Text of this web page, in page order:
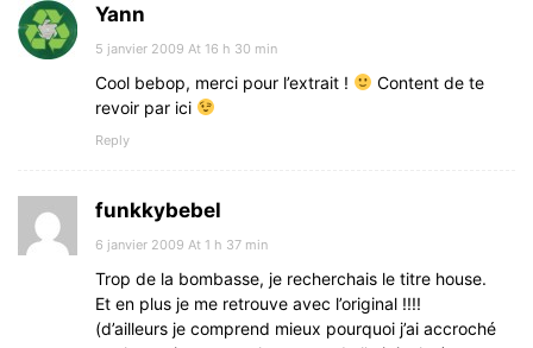
Yann
5 janvier 2009 At 16 h 30 min
Cool bebop, merci pour l’extrait !
Content de te
revoir par ici
Reply
funkkybebel
6 janvier 2009 At 1 h 37 min
Trop de la bombasse, je recherchais le titre house.
Et en plus je me retrouve avec l’original !!!!
(d’ailleurs je comprend mieux pourquoi j’ai accroché